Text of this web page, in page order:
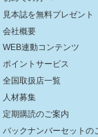
見本誌を無料プレゼント
会社概要
WEB連動コンテンツ
ポイントサービス
全国取扱店一覧
人材募集
定期購読のご案内
バックナンバーセットの